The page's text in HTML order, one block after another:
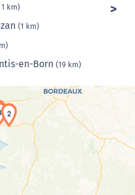
1 km)
(1 km)
en-Born (19 km)
la carte en cours...
2